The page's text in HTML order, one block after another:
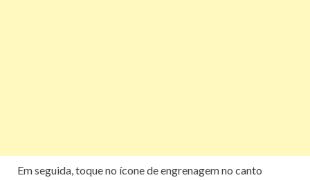
Em seguida, toque no ícone de engrenagem no canto